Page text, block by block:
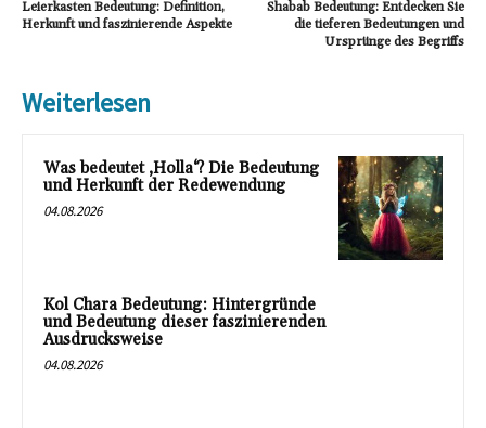
Leierkasten Bedeutung: Definition,
Herkunft und faszinierende Aspekte
Shabab Bedeutung: Entdecken Sie
die tieferen Bedeutungen und
Ursprünge des Begriffs
Weiterlesen
Was bedeutet ‚Holla‘? Die Bedeutung
und Herkunft der Redewendung
04.08.2026
Kol Chara Bedeutung: Hintergründe
und Bedeutung dieser faszinierenden
Ausdrucksweise
04.08.2026